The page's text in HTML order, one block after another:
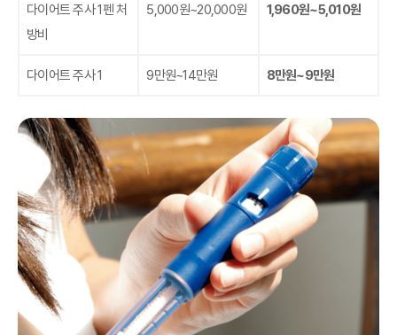
다이어트 주사 1펜 처
방비
5,000원~20,000원 1,960원~5,010원
다이어트 주사 1 9만원~14만원 8만원~9만원